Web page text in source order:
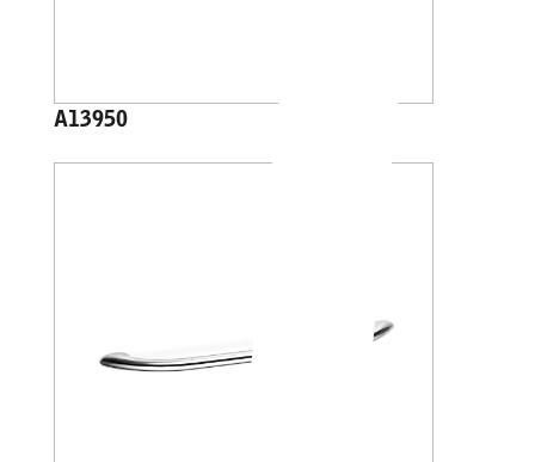
A13950